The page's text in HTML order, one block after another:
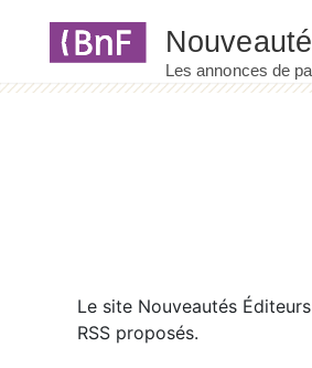
Le site Nouveautés Éditeurs
RSS proposés.